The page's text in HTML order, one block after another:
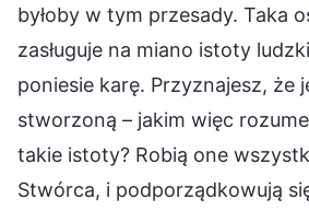
byłoby w tym przesady. Taka
zasługuje na miano istoty
poniesie karę. Przyznajesz, że
stworzoną – jakim więc
takie istoty? Robią one
Stwórca, i podporządkowują